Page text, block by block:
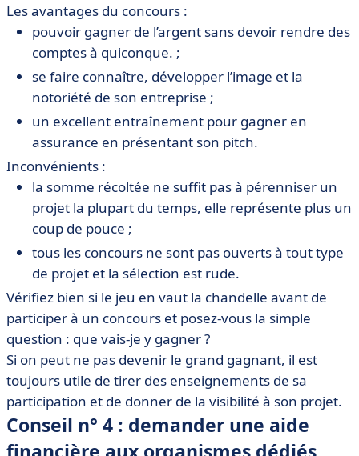
Les avantages du concours :
pouvoir gagner de l’argent sans devoir rendre des
comptes à quiconque. ;
se faire connaître, développer l’image et la
notoriété de son entreprise ;
un excellent entraînement pour gagner en
assurance en présentant son pitch.
Inconvénients :
la somme récoltée ne suffit pas à pérenniser un
projet la plupart du temps, elle représente plus un
coup de pouce ;
tous les concours ne sont pas ouverts à tout type
de projet et la sélection est rude.
Vérifiez bien si le jeu en vaut la chandelle avant de
participer à un concours et posez-vous la simple
question : que vais-je y gagner ?
Si on peut ne pas devenir le grand gagnant, il est
toujours utile de tirer des enseignements de sa
participation et de donner de la visibilité à son projet.
Conseil n° 4 : demander une aide